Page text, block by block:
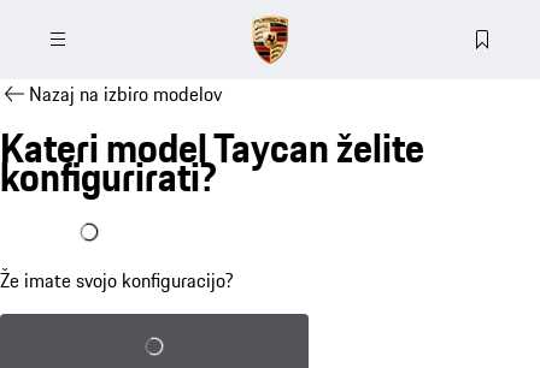
Nazaj na izbiro modelov
Kateri model Taycan želite
konfigurirati?
Že imam konfiguracijo
Že imate svojo konfiguracijo?
Naloži shranjeno konfiguracijo